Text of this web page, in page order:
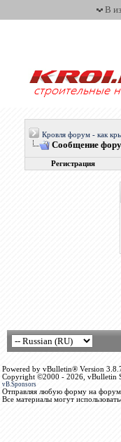
В
Кровля форум - как
Сообщение
Регистрация
Powered by vBulletin® Version
Copyright ©2000 - 2026, vBulletin
vB.Sponsors
Отправляя любую форму на
Все материалы могут